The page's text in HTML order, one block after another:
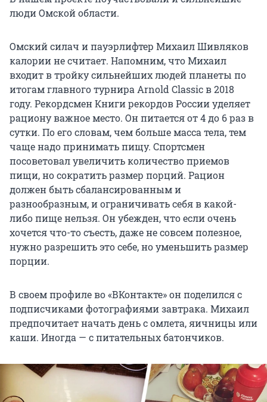
люди Омской области.
Омский силач и пауэрлифтер Михаил Шивляков
калории не считает. Напомним, что Михаил
входит в тройку сильнейших людей планеты по
итогам главного турнира Arnold Classic в 2018
году. Рекордсмен Книги рекордов России уделяет
рациону важное место. Он питается от 4 до 6 раз в
сутки. По его словам, чем больше масса тела, тем
чаще надо принимать пищу. Спортсмен
посоветовал увеличить количество приемов
пищи, но сократить размер порций. Рацион
должен быть сбалансированным и
разнообразным, и ограничивать себя в какой-
либо пище нельзя. Он убежден, что если очень
хочется что-то съесть, даже не совсем полезное,
нужно разрешить это себе, но уменьшить размер
порции.
В своем профиле во «ВКонтакте» он поделился с
подписчиками фотографиями завтрака. Михаил
предпочитает начать день с омлета, яичницы или
каши. Иногда — с питательных батончиков.